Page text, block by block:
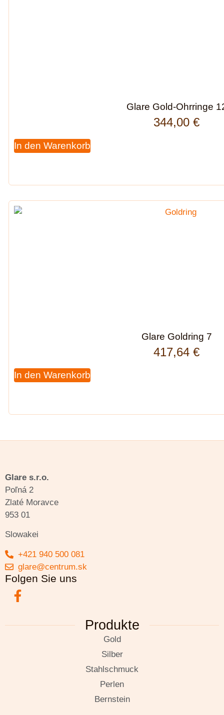
Glare Gold-Ohrringe
344,00 €
In den Warenkorb
Glare Goldring 7
417,64 €
In den Warenkorb
Glare s.r.o.
Poľná 2
Zlaté Moravce
953 01
Slowakei
+421 940 500 081
glare@centrum.sk
Folgen Sie uns
Produkte
Gold
Silber
Stahlschmuck
Perlen
Bernstein